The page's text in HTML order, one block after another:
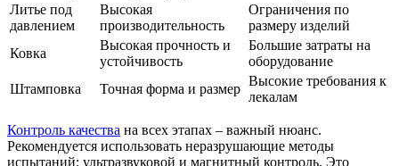
Литье под
давлением
Высокая
производительность
Ограничения по
размеру изделий
Ковка
Высокая прочность и
устойчивость
Большие затраты на
оборудование
Штамповка
Точная форма и размер
Высокие требования к
лекалам
Контроль качества на всех этапах – важный нюанс.
Рекомендуется использовать неразрушающие методы
испытаний: ультразвуковой и магнитный контроль. Это